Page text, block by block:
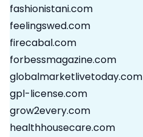
fashionistani.com
feelingswed.com
firecabal.com
forbessmagazine.com
globalmarketlivetoday.com
gpl-license.com
grow2every.com
healthhousecare.com